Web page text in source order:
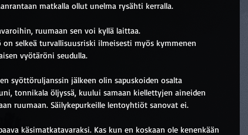
matkalla ollut unelma rysähti kerralla.
ruumaan sen voi kyllä laittaa.
selkeä turvallisuusriski ilmeisesti myös kymmenen
vyötäröni seudulla.
syöttöruljanssin jälkeen olin sapuskoiden osalta
tonnikala öljyssä, kuului samaan kiellettyjen aineiden
ruumaan. Säilykepurkeille lentoyhtiöt sanovat ei.
käsimatkatavaraksi. Kas kun en koskaan ole kenenkään